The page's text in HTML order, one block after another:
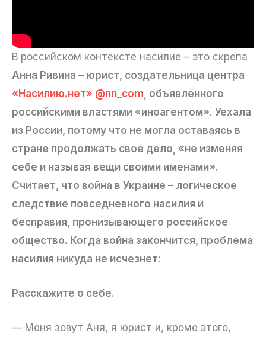
В российском контексте насилие – это скрепа
Анна Ривина – юрист, создательница центра
«Насилию.нет» @nn_com , объявленного
российскими властями «иноагентом». Уехала
из России, потому что не могла оставаясь в
стране продолжать свое дело, «не изменяя
себе и называя вещи своими именами».
Считает, что война в Украине – логическое
следствие повседневного насилия и
бесправия, пронизывающего российское
общество. Когда война закончится, проблема
насилия никуда не исчезнет:
Расскажите о себе.
— Меня зовут Аня, я юрист и, кроме этого,